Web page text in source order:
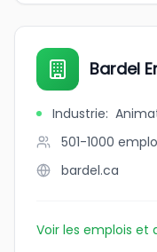
Bardel
Industrie:
501-1000
bardel.ca
Voir les emplois et